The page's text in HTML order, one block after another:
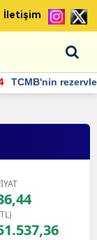
İletişim
devam ediyor